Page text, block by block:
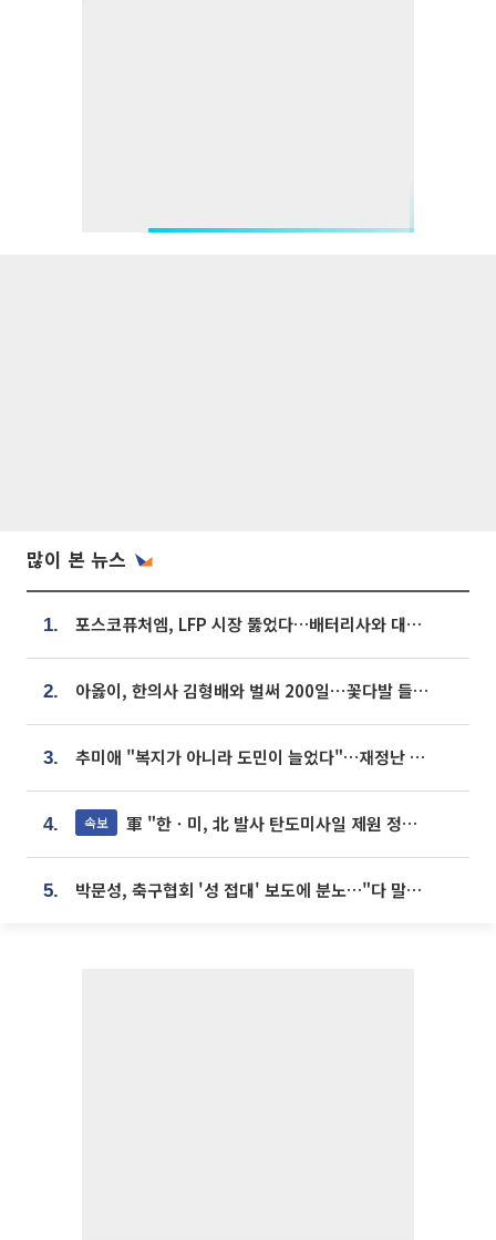
많이 본 뉴스
1. 포스코퓨처엠, LFP 시장 뚫었다…배터리사와 대규모 장기 공급 합의
2. 아옳이, 한의사 김형배와 벌써 200일⋯꽃다발 들고 "프러포즈 아냐"
3. 추미애 "복지가 아니라 도민이 늘었다"…재정난 책임론 정면돌파
4. 속보 軍 "한ㆍ미, 北 발사 탄도미사일 제원 정밀분석 중"
5. 박문성, 축구협회 '성 접대' 보도에 분노…"다 말아먹으려고 작정했나"